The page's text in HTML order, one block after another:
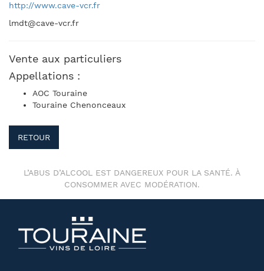
http://www.cave-vcr.fr
lmdt@cave-vcr.fr
Vente aux particuliers
Appellations :
AOC Touraine
Touraine Chenonceaux
RETOUR
L’ABUS D’ALCOOL EST DANGEREUX POUR LA SANTÉ. À
CONSOMMER AVEC MODÉRATION.